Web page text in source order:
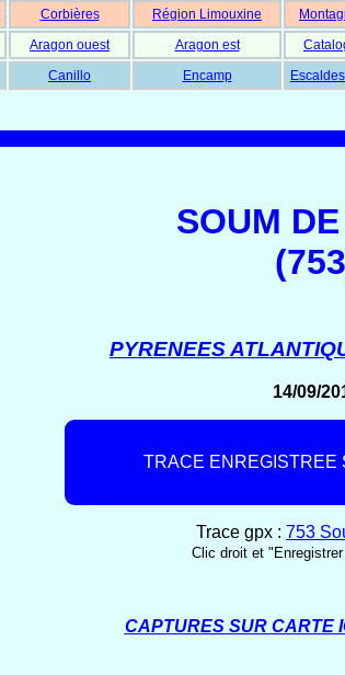
Corbières Région Limouxine
Aragon ouest Aragon est
Canillo Encamp
SOUM
PYRENEES
14/09/
TRACE EN REG STREE
Trace gpx : 753
Clic droit et
CAPTURES SUR CARTE